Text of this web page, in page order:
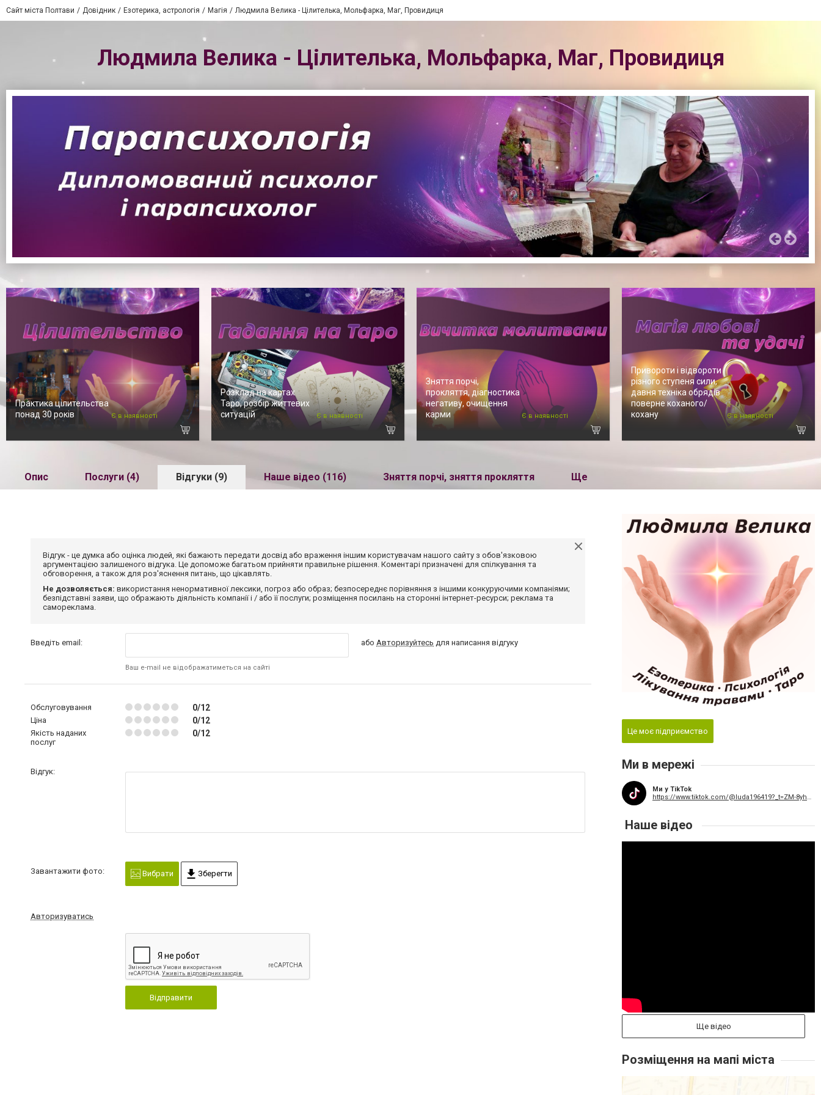
Сайт міста Полтави Довідник Езотерика, астрологія Магія Людмила Велика - Цілителька, Мольфарка, Маг, Провидиця
Людмила Велика - Цілителька, Мольфарка, Маг, Провидиця
Практика цілительства
понад 30 років
Є в наявності
Розклад на картах
Таро, розбір життевих
ситуацій
Є в наявності
Зняття порчі,
прокляття, діагностика
негативу, очищення
карми
Є в наявності
Привороти і відвороти
різного ступеня сили,
давня техніка обрядів
поверне коханого/
кохану
Є в наявності
Опис Послуги (4) Відгуки (9) Наше відео (116) Зняття порчі, зняття прокляття Ще
Відгук - це думка або оцінка людей, які бажають передати досвід або враження іншим користувачам нашого сайту з обов'язковою
аргументацією залишеного відгука. Це допоможе багатьом прийняти правильне рішення. Коментарі призначені для спілкування та
обговорення, а також для роз'яснення питань, що цікавлять.
Не дозволяється: використання ненормативної лексики, погроз або образ; безпосереднє порівняння з іншими конкуруючими компаніями;
безпідставні заяви, що ображають діяльність компанії і / або її послуги; розміщення посилань на сторонні інтернет-ресурси; реклама та
самореклама.
Введіть email:
Ваш e-mail не відображатиметься на сайті
або Авторизуйтесь для написання відгуку
Обслуговування 0/12
Ціна 0/12
Якість наданих
послуг
0/12
Відгук:
Завантажити фото: Вибрати Зберегти
Авторизуватись
Відправити
Це моє підприємство
Ми в мережі
Ми у TikTok
Наше відео
Ще відео
Розміщення на мапі міста